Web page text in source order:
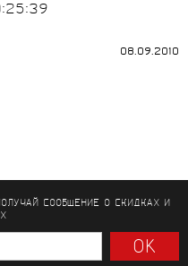
08.09.2010
СООБЩЕНИЕО СКИДКАХ И